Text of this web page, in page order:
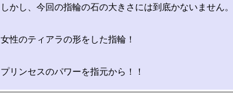
しかし、今回の指輪の石の大きさには到底かないません。
女性のティアラの形をした指輪！